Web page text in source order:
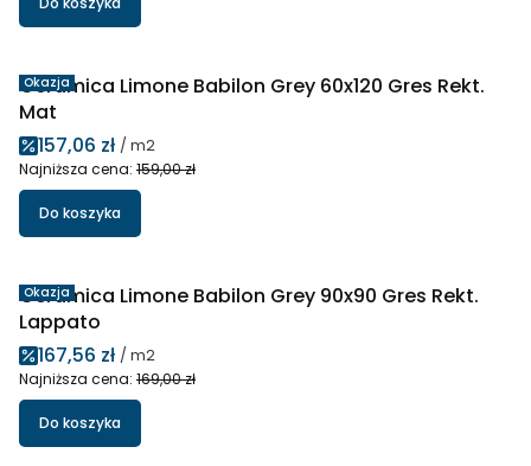
Okazja
Ceramica Limone Babilon Grey 60x120 Gres Rekt.
Mat
Cena promocyjna
157,06 zł / m2
Najniższa cena: 159,00 zł
Do koszyka
Okazja
Ceramica Limone Babilon Grey 90x90 Gres Rekt.
Lappato
Cena promocyjna
167,56 zł / m2
Najniższa cena: 169,00 zł
Do koszyka